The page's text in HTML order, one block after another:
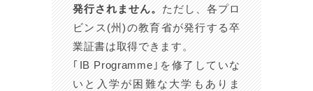
発行されません。ただし、各プロ
ビンス(州)の教育省が発行する卒
業証書は取得できます。
｢IB Programme｣を修了していな
いと入学が困難な大学もありま